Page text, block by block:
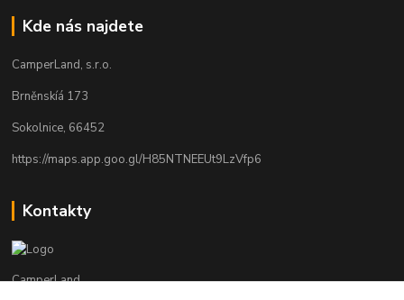
Kde nás najdete
CamperLand, s.r.o.
Brněnskíá 173
Sokolnice, 66452
https://maps.app.goo.gl/H85NTNEEUt9LzVfp6
Kontakty
CamperLand